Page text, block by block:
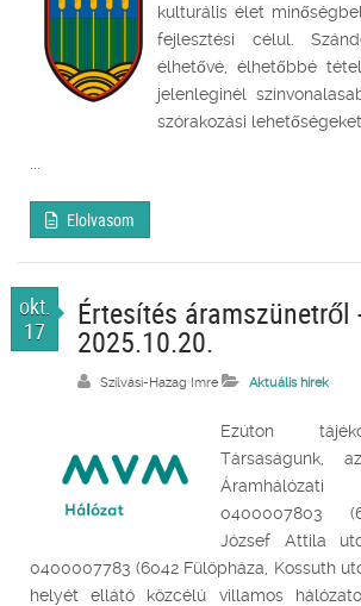
kulturális élet
fejlesztési célul.
élhetővé, élhetőbbé
jelenleginél
szórakozási
Elolvasom
okt.
17
Értesítés áramszünetről
2025.10.20.
Szilvási-Hazag Imre Aktuális hírek
Ezúton
Társaságunk,
0400007803
József Attila
0400007783 (6042 Fülöpháza, Kossuth
helyét ellátó közcélú villamos